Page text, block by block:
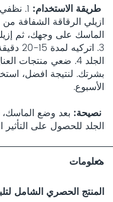
طريقة الاستخدام
ازيلي الرقاقة الشفافة
الماسك على وجهك، ثم
3.
الجلد 4. ضعي منتجات
بشرتك. لنتيجة افضل،
الأسبوع.
نصيحة بعد وضع الماسك،
الجلد للحصول على
معلومات
المنتج الحصري الشامل